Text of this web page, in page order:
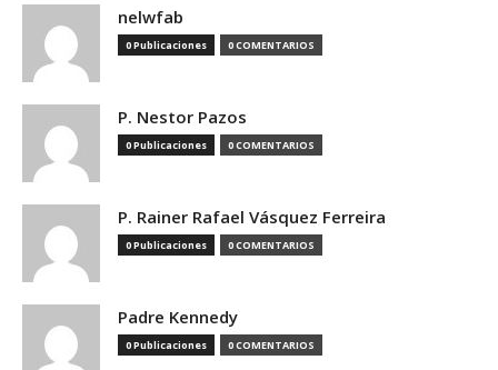
nelwfab
0 Publicaciones 0 COMENTARIOS
P. Nestor Pazos
0 Publicaciones 0 COMENTARIOS
P. Rainer Rafael Vásquez Ferreira
0 Publicaciones 0 COMENTARIOS
Padre Kennedy
0 Publicaciones 0 COMENTARIOS